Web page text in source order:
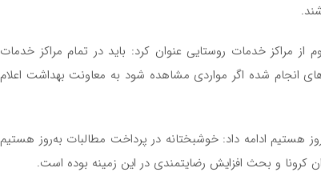
از مراکز خدمات روستایی عنوان کرد: باید در تمام مراکز خدمات
انجام شده اگر مواردی مشاهده شود به معاونت بهداشت اعلام
هستیم ادامه داد: خوشبختانه در پرداخت مطالبات به‌روز هستیم
کرونا و بحث افزایش رضایتمندی در این زمینه بوده است.